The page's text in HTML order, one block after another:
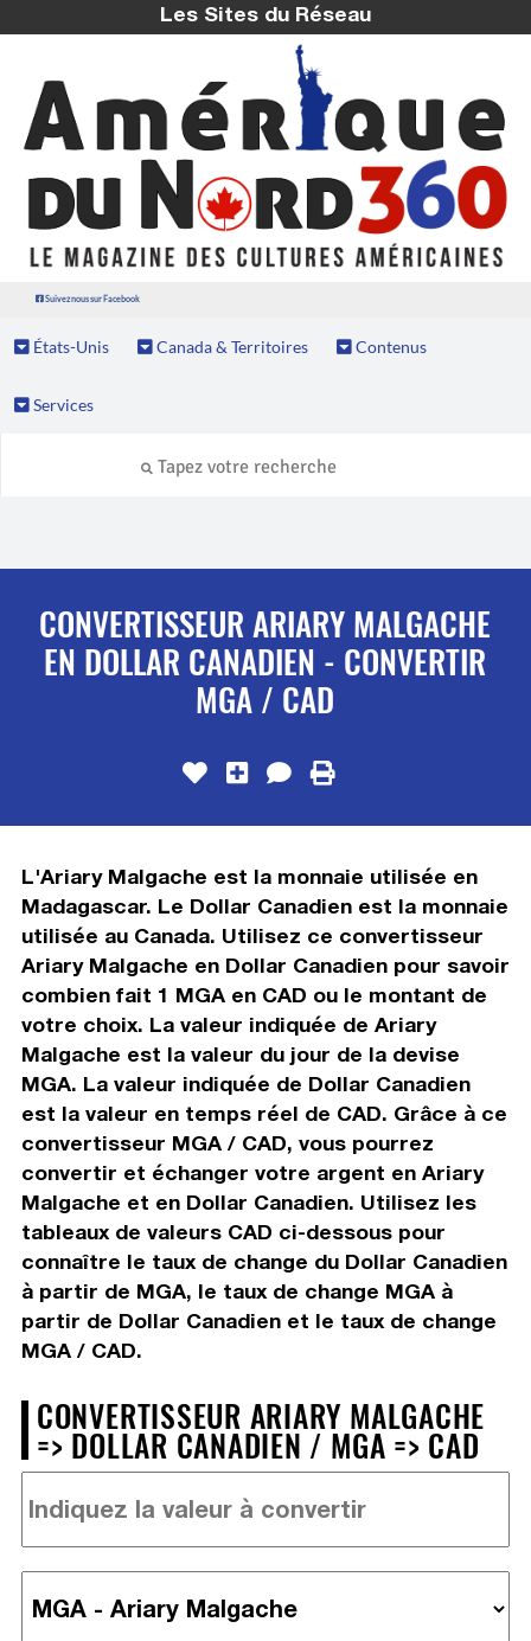
Les Sites du Réseau
Suivez nous sur Facebook
États-Unis Canada & Territoires Contenus
Services
CONVERTISSEUR ARIARY MALGACHE
EN DOLLAR CANADIEN - CONVERTIR
MGA / CAD
L'Ariary Malgache est la monnaie utilisée en
Madagascar. Le Dollar Canadien est la monnaie
utilisée au Canada. Utilisez ce convertisseur
Ariary Malgache en Dollar Canadien pour savoir
combien fait 1 MGA en CAD ou le montant de
votre choix. La valeur indiquée de Ariary
Malgache est la valeur du jour de la devise
MGA. La valeur indiquée de Dollar Canadien
est la valeur en temps réel de CAD. Grâce à ce
convertisseur MGA / CAD, vous pourrez
convertir et échanger votre argent en Ariary
Malgache et en Dollar Canadien. Utilisez les
tableaux de valeurs CAD ci-dessous pour
connaître le taux de change du Dollar Canadien
à partir de MGA, le taux de change MGA à
partir de Dollar Canadien et le taux de change
MGA / CAD.
CONVERTISSEUR ARIARY MALGACHE
=> DOLLAR CANADIEN / MGA => CAD